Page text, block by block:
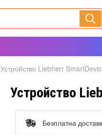
Устройство Liebherr
Устройство
Безплатна